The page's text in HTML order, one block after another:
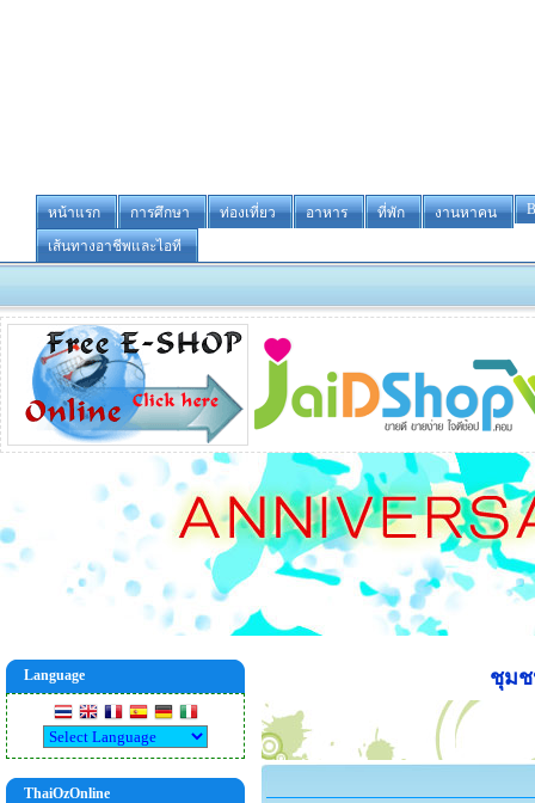
หน้าแรก การศึกษา ท่องเที่ยว อาหาร ที่พัก งานหาคน
เส้นทางอาชีพและไอที
Language
ThaiOzOnline
ชุมช